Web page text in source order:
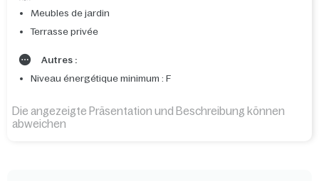
Meubles de jardin
Terrasse privée
Autres :
Niveau énergétique minimum : F
Die angezeigte Präsentation und Beschreibung können
abweichen